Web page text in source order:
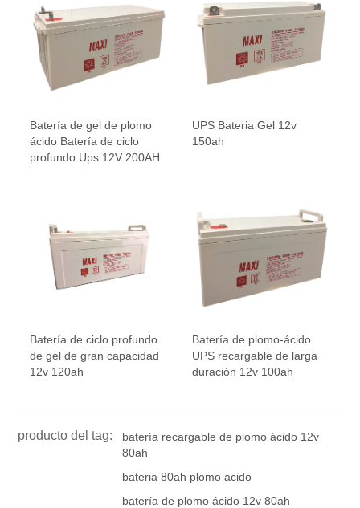
Batería de gel de plomo
ácido Batería de ciclo
profundo Ups 12V 200AH
UPS Bateria Gel 12v
150ah
Batería de ciclo profundo
de gel de gran capacidad
12v 120ah
Batería de plomo-ácido
UPS recargable de larga
duración 12v 100ah
producto del tag:
batería recargable de plomo ácido 12v
80ah
bateria 80ah plomo acido
batería de plomo ácido 12v 80ah